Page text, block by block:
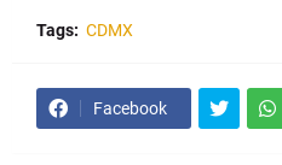
Tags: CDMX
Facebook